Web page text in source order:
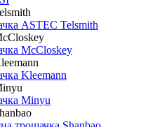
ASTEC Telsmith
McCloskey
Kleemann
Minyu